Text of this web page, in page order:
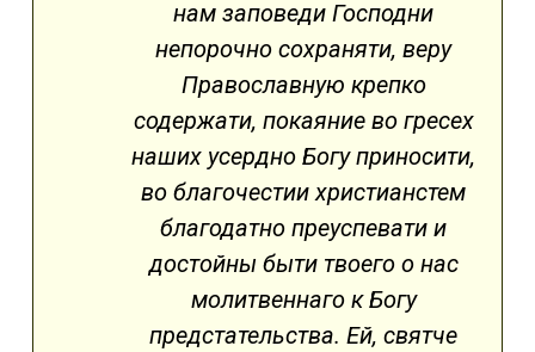
нам заповеди Господни
непорочно сохраняти, веру
Православную крепко
содержати, покаяние во гресех
наших усердно Богу приносити,
во благочестии христианстем
благодатно преуспевати и
достойны быти твоего о нас
молитвеннаго к Богу
предстательства. Ей, святче